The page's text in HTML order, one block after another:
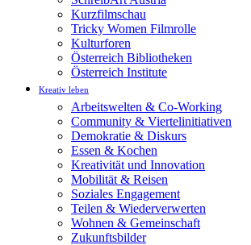
Kurzfilmschau
Tricky Women Filmrolle
Kulturforen
Österreich Bibliotheken
Österreich Institute
Kreativ leben
Arbeitswelten & Co-Working
Community & Viertelinitiativen
Demokratie & Diskurs
Essen & Kochen
Kreativität und Innovation
Mobilität & Reisen
Soziales Engagement
Teilen & Wiederverwerten
Wohnen & Gemeinschaft
Zukunftsbilder